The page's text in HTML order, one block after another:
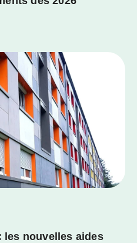
les nouvelles aides